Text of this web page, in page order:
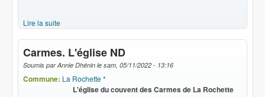
Lire la suite
Carmes. L'église ND
Soumis parAnnie Dhénin le sam, 05/11/2022 - 13:16
Commune: La Rochette *
L'église du couvent des Carmes de La Rochette